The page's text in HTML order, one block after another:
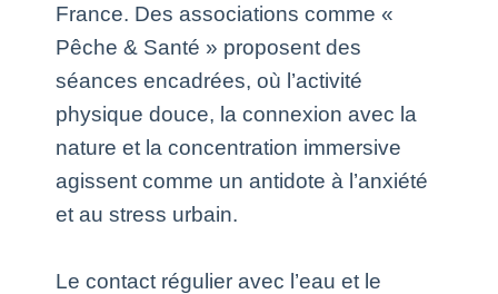
France. Des associations comme «
Pêche & Santé » proposent des
séances encadrées, où l’activité
physique douce, la connexion avec la
nature et la concentration immersive
agissent comme un antidote à l’anxiété
et au stress urbain.
Le contact régulier avec l’eau et le